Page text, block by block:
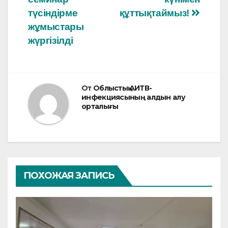
k
құттықтаймыз!
түсіндірме
жұмыстары
жүргізілді
От Облыстық АИТВ-
инфекциясының алдын алу
орталығы
ПОХОЖАЯ ЗАПИСЬ